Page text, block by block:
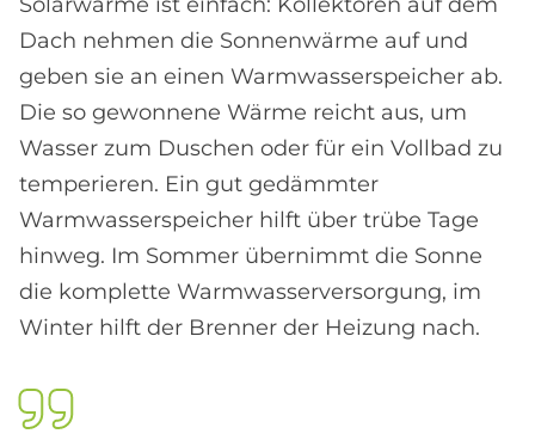
Dach nehmen die Sonnenwärme auf und
geben sie an einen Warmwasserspeicher ab.
Die so gewonnene Wärme reicht aus, um
Wasser zum Duschen oder für ein Vollbad zu
temperieren. Ein gut gedämmter
Warmwasserspeicher hilft über trübe Tage
hinweg. Im Sommer übernimmt die Sonne
die komplette Warmwasserversorgung, im
Winter hilft der Brenner der Heizung nach.